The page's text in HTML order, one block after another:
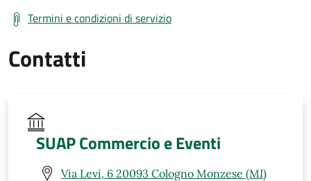
Termini e condizioni di servizio
Contatti
SUAP Commercio e Eventi
Via Levi, 6 20093 Cologno Monzese (MI)